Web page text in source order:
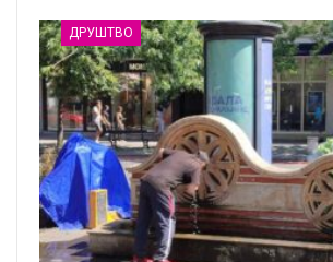
ДРУШТВО